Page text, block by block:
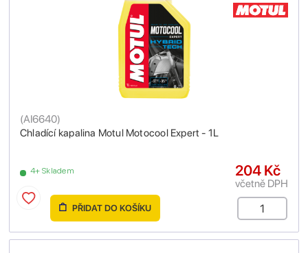
Chladící kapalina Motul Motocool Expert - 1L
(AI6640)
4+ Skladem 204 Kč
včetně DPH
PŘIDAT DO KOŠÍKU